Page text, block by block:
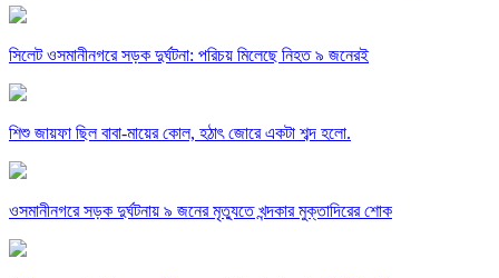
সিলেট ওসমানীনগরে সড়ক দুর্ঘটনা: পরিচয় মিলেছে নিহত ৯ জনেরই
শিশু জায়ফা ছিল বাবা-মায়ের কোল, হঠাৎ জোরে একটা শব্দ হলো.
ওসমানীনগরে সড়ক দুর্ঘটনায় ৯ জনের মৃত্যুতে খন্দকার মুক্তাদিরের শোক